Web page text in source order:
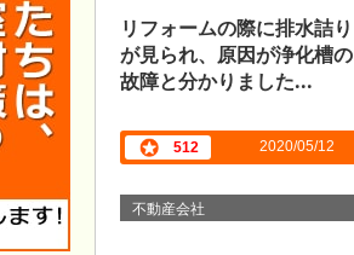
リフォームの際に排水詰り
が見られ、原因が浄化槽の
故障と分かりました...
512 2020/05/12
不動産会社